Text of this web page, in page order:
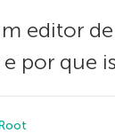
editor
por que